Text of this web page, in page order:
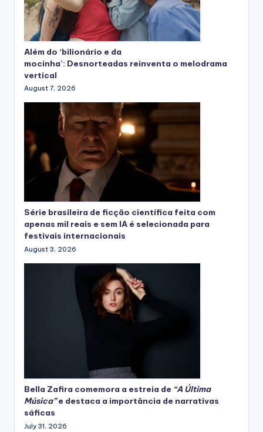
Além do ‘bilionário e da
mocinha’: Desnorteadas reinventa o melodrama
vertical
August 7, 2026
Série brasileira de ficção científica feita com
apenas mil reais e sem IA é selecionada para
festivais internacionais
August 3, 2026
Bella Zafira comemora a estreia de “A Última
Música”e destaca a importância de narrativas
sáficas
July 31, 2026